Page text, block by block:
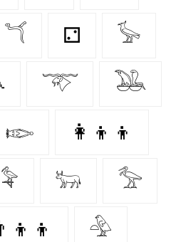
𓆔 ⚁ 𓅚
𓄅 𓅒
𓆢 👩‍👦‍👦
𓅝 𓃒 𓅡
𓅲